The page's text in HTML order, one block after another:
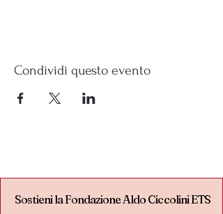
Condividi questo evento
Sostieni la Fondazione Aldo Ciccolini ETS
Sostieni la Fondazione Aldo Ciccolini ETS